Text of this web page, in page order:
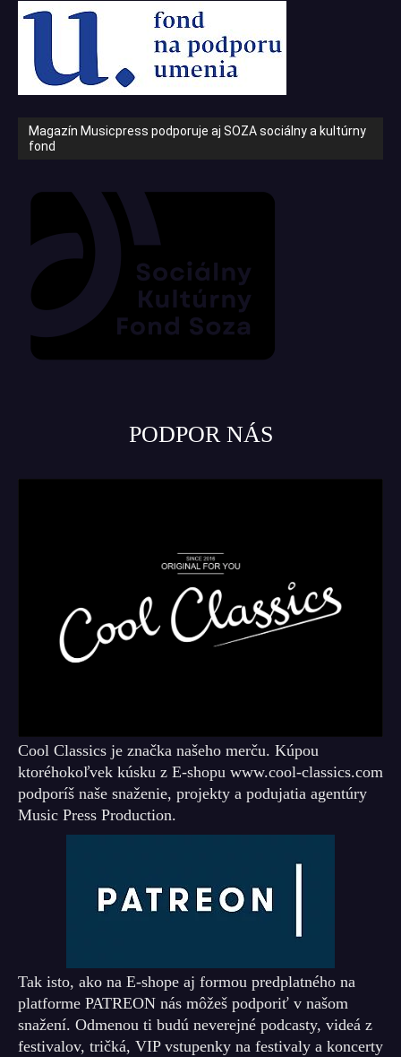
Magazín Musicpress podporuje aj SOZA sociálny a kultúrny
fond
PODPOR NÁS
Cool Classics je značka našeho merču. Kúpou
ktoréhokoľvek kúsku z E-shopu www.cool-classics.com
podporíš naše snaženie, projekty a podujatia agentúry
Music Press Production.
Tak isto, ako na E-shope aj formou predplatného na
platforme PATREON nás môžeš podporiť v našom
snažení. Odmenou ti budú neverejné podcasty, videá z
festivalov, tričká, VIP vstupenky na festivaly a koncerty